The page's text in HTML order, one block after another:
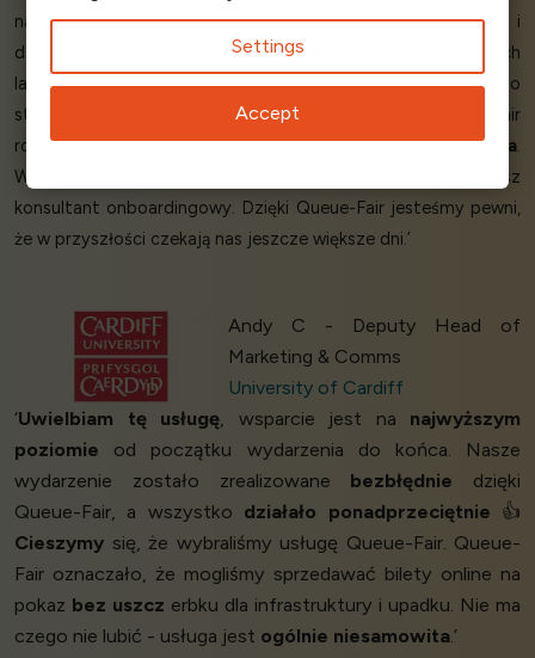
naprawdęmistrzowskie. Doświadczenie było takpłynne
i
dało nam wcześniej dużopewności
siebie. W poprzednich
latach nasza strona zawsze ulegała awarii, co było bardzo
stresujące dla wszystkich zaangażowanych. Queue-Fair
rozwiązałoten problem, naszastrona się nie zawiesiła.
Wszystko po prostu działało, tak jak powiedział nasz
konsultant onboardingowy. Dzięki Queue-Fair jesteśmy pewni,
że w przyszłości czekają nas jeszcze większe dni.’
Andy C - Deputy Head of
Marketing & Comms
University of Cardiff
‘Uwielbiam tę usługę, wsparcie jest na najwyższym
poziomie od początku wydarzenia do końca. Nasze
wydarzenie zostało zrealizowane bezbłędnie dzięki
Queue-Fair, a wszystko działało ponadprzeciętnie 👍
Cieszymy się, że wybraliśmy usługę Queue-Fair. Queue-
Fair oznaczało, że mogliśmy sprzedawać bilety online na
pokaz bez uszcz erbku dla infrastruktury i upadku. Nie ma
czego nie lubić - usługa jest ogólnie niesamowita.’
Settings
Accept